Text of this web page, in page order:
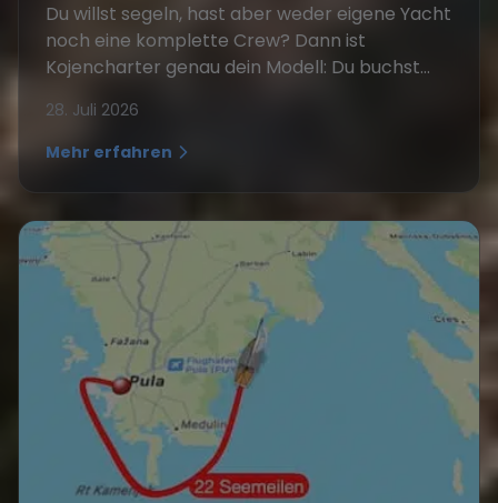
Du willst segeln, hast aber weder eigene Yacht
noch eine komplette Crew? Dann ist
Kojencharter genau dein Modell: Du buchst...
28. Juli 2026
Mehr erfahren